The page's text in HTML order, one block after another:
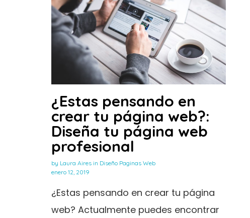
¿Estas pensando en
crear tu página web?:
Diseña tu página web
profesional
by Laura Aires in Diseño Paginas Web
enero 12, 2019
¿Estas pensando en crear tu página
web? Actualmente puedes encontrar